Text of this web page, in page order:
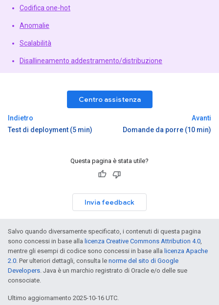
Codifica one-hot
Anomalie
Scalabilità
Disallineamento addestramento/distribuzione
Centro assistenza
Indietro
Test di deployment (5 min)
Avanti
Domande da porre (10 min)
Questa pagina è stata utile?
Invia feedback
Salvo quando diversamente specificato, i contenuti di questa pagina
sono concessi in base alla licenza Creative Commons Attribution 4.0,
mentre gli esempi di codice sono concessi in base alla licenza Apache
2.0. Per ulteriori dettagli, consulta le norme del sito di Google
Developers. Java è un marchio registrato di Oracle e/o delle sue
consociate.
Ultimo aggiornamento 2025-10-16 UTC.